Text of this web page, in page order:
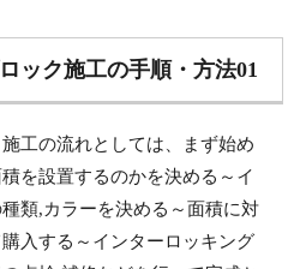
ック施工の手順・方法01
工の流れとしては、まず始め
を設置するのかを決める～イ
類,カラーを決める～面積に対
入する～インターロッキング